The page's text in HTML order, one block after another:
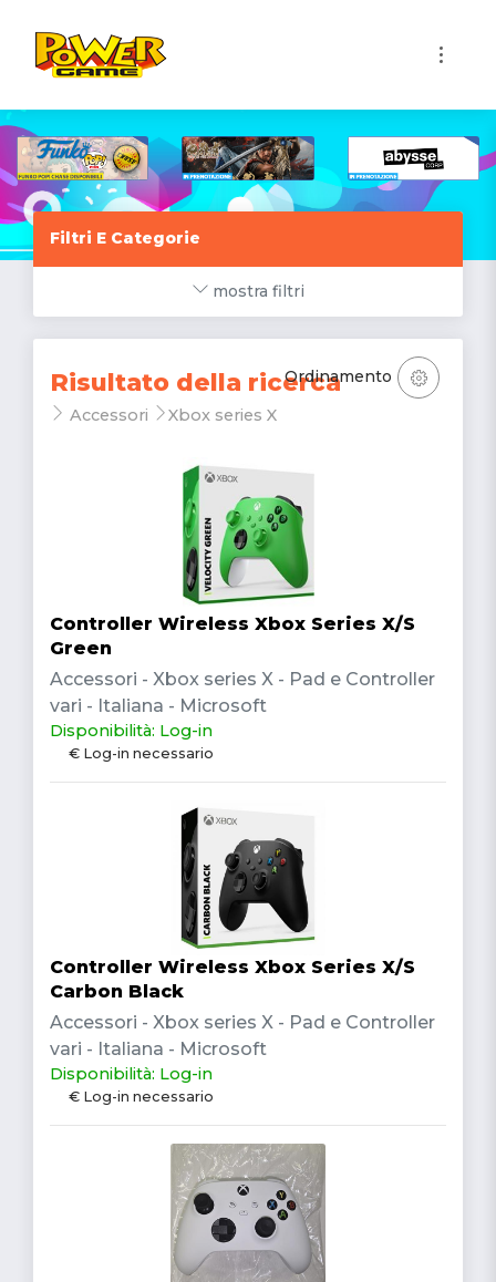
Filtri E Categorie
mostra filtri
Risultato della ricerca
Accessori Xbox series X
Ordinamento
Controller Wireless Xbox Series X/S
Green
Accessori - Xbox series X - Pad e Controller
vari - Italiana - Microsoft
Disponibilità: Log-in
€ Log-in necessario
Controller Wireless Xbox Series X/S
Carbon Black
Accessori - Xbox series X - Pad e Controller
vari - Italiana - Microsoft
Disponibilità: Log-in
€ Log-in necessario